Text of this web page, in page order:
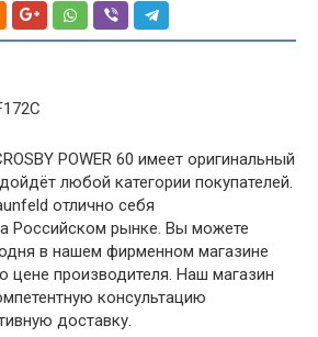
POWER 60 имеет оригинальный
любой категории покупателей.
отлично себя
Российском рынке. Вы можете
в нашем фирменном магазине
цене производителя. Наш магазин
консультацию
доставку.